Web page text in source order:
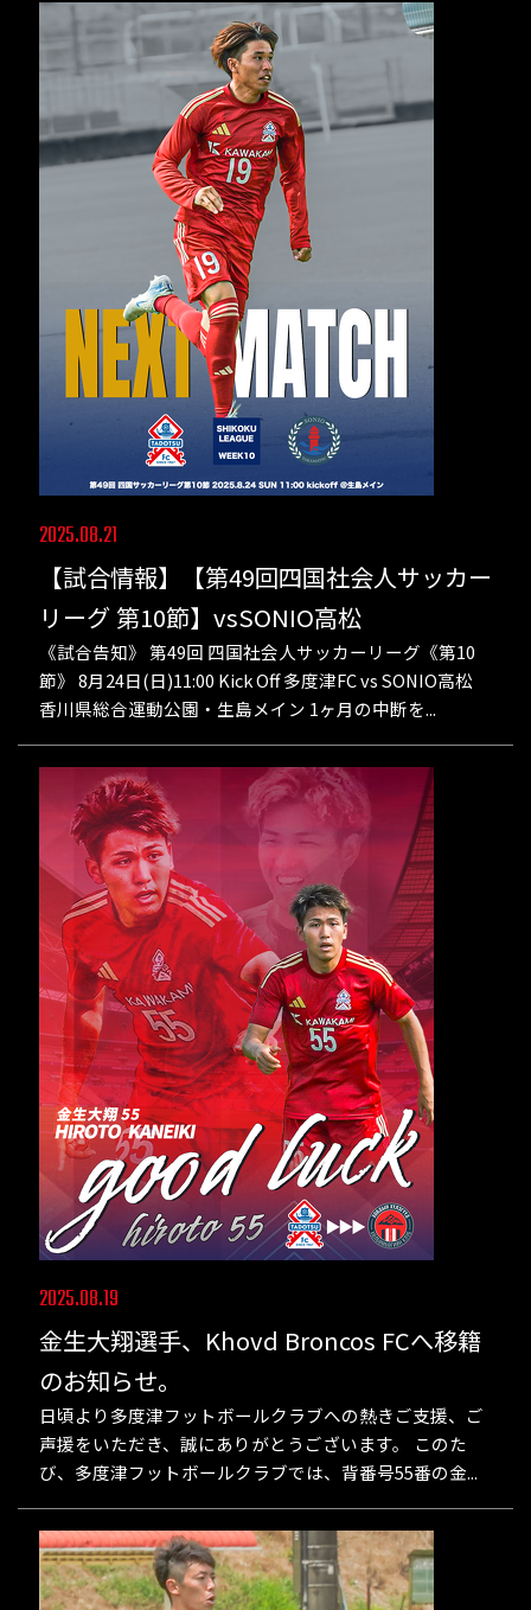
2025.08.21
【試合情報】【第49回四国社会人サッカー
リーグ 第10節】vsSONIO高松
《試合告知》 第49回 四国社会人サッカーリーグ《第10
節》 8月24日(日)11:00 Kick Off 多度津FC vs SONIO高松
香川県総合運動公園・生島メイン 1ヶ月の中断を...
2025.08.19
金生大翔選手、Khovd Broncos FCへ移籍
のお知らせ。
日頃より多度津フットボールクラブへの熱きご支援、ご
声援をいただき、誠にありがとうございます。 このた
び、多度津フットボールクラブでは、背番号55番の金...